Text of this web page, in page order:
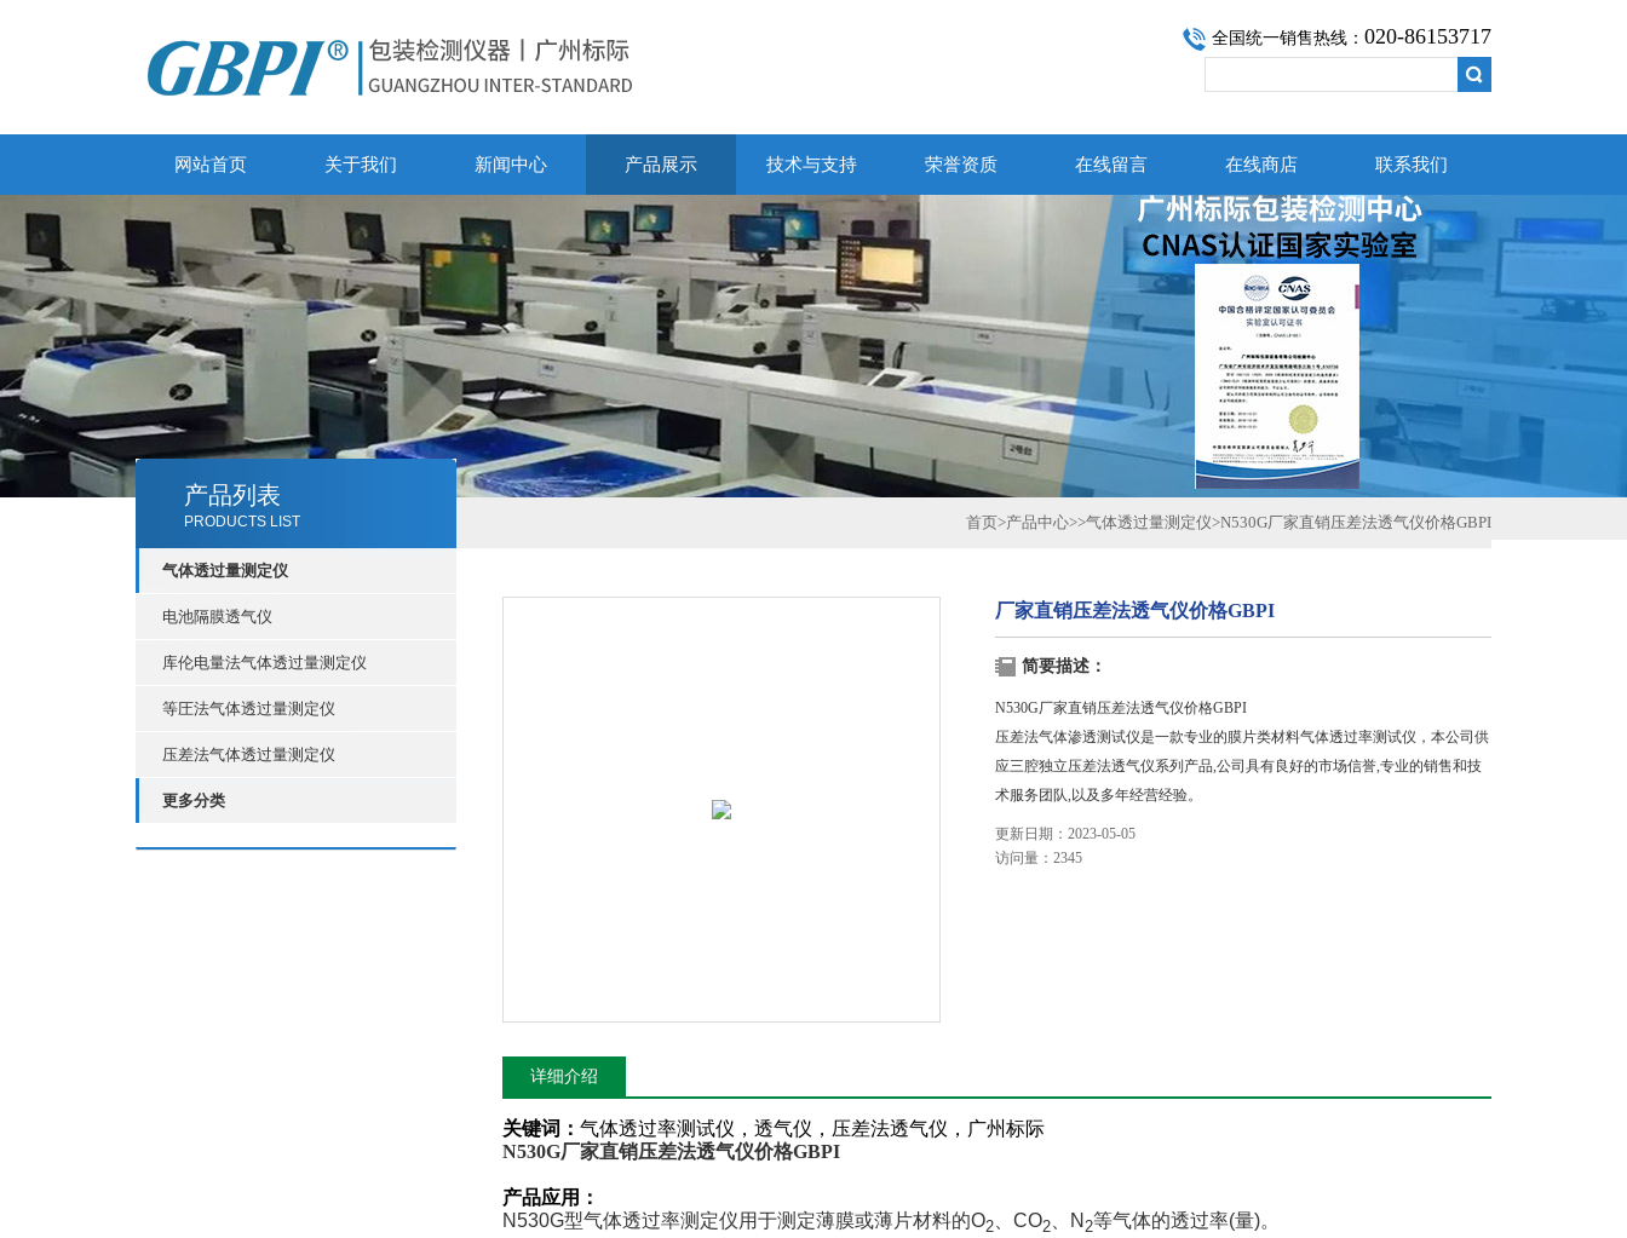
全国统一销售热线： 020-86153717
网站首页 关于我们 新闻中心 产品展示 技术与支持 荣誉资质 在线留言 在线商店 联系我们
产品列表
PRODUCTS LIST
气体透过量测定仪
电池隔膜透气仪
库伦电量法气体透过量测定仪
等圧法气体透过量测定仪
压差法气体透过量测定仪
更多分类
首页>产品中心>>气体透过量测定仪>N530G厂家直销压差法透气仪价格GBPI
厂家直销压差法透气仪价格GBPI
简要描述：
N530G厂家直销压差法透气仪价格GBPI
压差法气体渗透测试仪是一款专业的膜片类材料气体透过率测试仪，本公司供
应三腔独立压差法透气仪系列产品,公司具有良好的市场信誉,专业的销售和技
术服务团队,以及多年经营经验。
更新日期：2023-05-05
访问量：2345
详细介绍
关键词： 气体透过率测试仪，透气仪，压差法透气仪，广州标际
N530G厂家直销压差法透气仪价格GBPI
产品应用：
N530G型气体透过率测定仪用于测定薄膜或薄片材料的O2 、CO2 、N 2等气体的透过率(量)。